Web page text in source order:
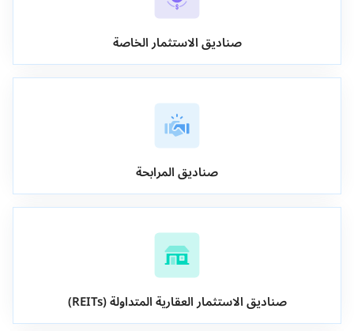
صناديق الاستثمار الخاصة
صناديق المرابحة
صناديق الاستثمار العقارية المتداولة (REITs)